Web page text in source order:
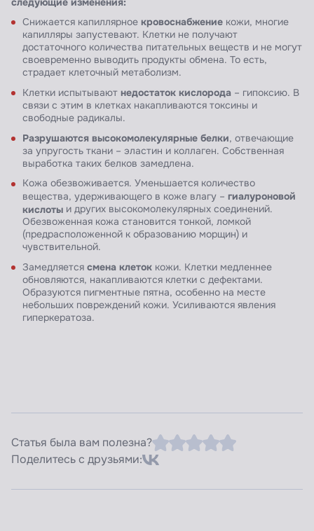
Снижается капиллярное кровоснабжение кожи, многие
капилляры запустевают. Клетки не получают
достаточного количества питательных веществ и не могут
своевременно выводить продукты обмена. То есть,
страдает клеточный метаболизм.
Клетки испытывают недостаток кислорода – гипоксию. В
связи с этим в клетках накапливаются токсины и
свободные радикалы.
Разрушаются высокомолекулярные белки, отвечающие
за упругость ткани – эластин и коллаген. Собственная
выработка таких белков замедлена.
Кожа обезвоживается. Уменьшается количество
вещества, удерживающего в коже влагу – гиалуроновой
кислоты и других высокомолекулярных соединений.
Обезвоженная кожа становится тонкой, ломкой
(предрасположенной к образованию морщин) и
чувствительной.
Замедляется смена клеток кожи. Клетки медленнее
обновляются, накапливаются клетки с дефектами.
Образуются пигментные пятна, особенно на месте
небольших повреждений кожи. Усиливаются явления
гиперкератоза.
Статья была вам полезна?
Поделитесь с друзьями: